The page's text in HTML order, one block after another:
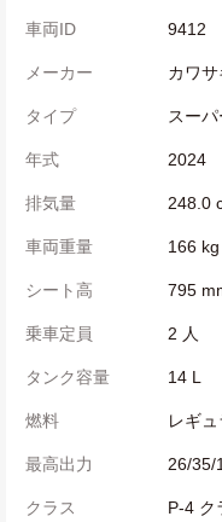
車両ID 9412
メーカー カワサ
タイプ スー
年式 2024
排気量 248.0
車両重量 166 kg
シート高 795
乗車定員 2 人
タンク容量 14 L
燃料 レギ
最高出力 26/35/
クラス P-4 ク